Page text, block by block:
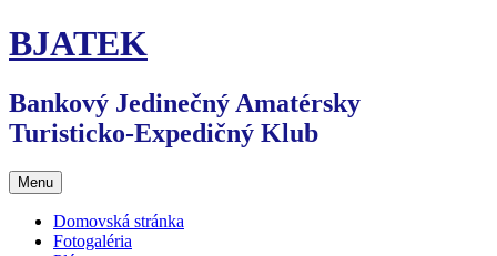
Preskočiť
na
BJATEK
Bankový Jedinečný Amatérsky
Turisticko-Expedičný Klub
Menu
Domovská stránka
Fotogaléria